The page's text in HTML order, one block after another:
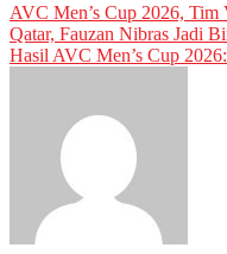
Post
navigation
AVC Men’s Cup 2026, Tim
Qatar, Fauzan Nibras Jadi
Hasil AVC Men’s Cup